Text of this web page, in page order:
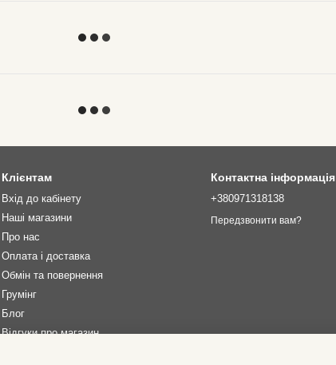
Клієнтам
Вхід до кабінету
Наші магазини
Про нас
Оплата і доставка
Обмін та повернення
Грумінг
Блог
Відгуки про магазин
Контактна інформація
+380971318138
Передзвонити вам?